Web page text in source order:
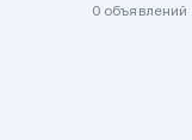
0 объявлений